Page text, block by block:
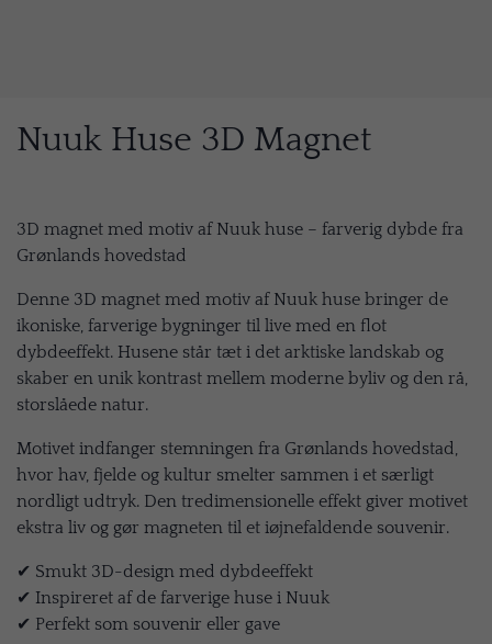
Nuuk Huse 3D Magnet
3D magnet med motiv af Nuuk huse – farverig dybde fra
Grønlands hovedstad
Denne 3D magnet med motiv af Nuuk huse bringer de
ikoniske, farverige bygninger til live med en flot
dybdeeffekt. Husene står tæt i det arktiske landskab og
skaber en unik kontrast mellem moderne byliv og den rå,
storslåede natur.
Motivet indfanger stemningen fra Grønlands hovedstad,
hvor hav, fjelde og kultur smelter sammen i et særligt
nordligt udtryk. Den tredimensionelle effekt giver motivet
ekstra liv og gør magneten til et iøjnefaldende souvenir.
✔ Smukt 3D-design med dybdeeffekt
✔ Inspireret af de farverige huse i Nuuk
✔ Perfekt som souvenir eller gave